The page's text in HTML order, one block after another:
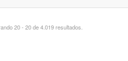
20 - 20 de 4.019 resultados.